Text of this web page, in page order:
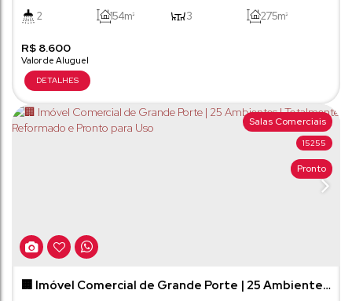
R$ 8.600
2 154m² 3 275m²
15255
Salas Comerciais
Pronto
🏢 Imóvel Comercial de Grande Porte | 25 Ambientes